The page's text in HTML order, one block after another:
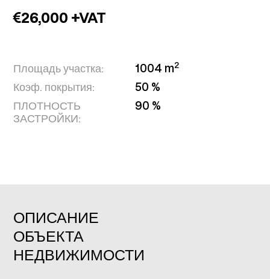
26,000 +VAT
Площадь участка: 1004 m2
Коэф. покрытия:
50 %
ПЛОТНОСТЬ
ЗАСТРОЙКИ:
90 %
ОПИСАНИЕ
ОБЪЕКТА
НЕДВИЖИМОСТИ